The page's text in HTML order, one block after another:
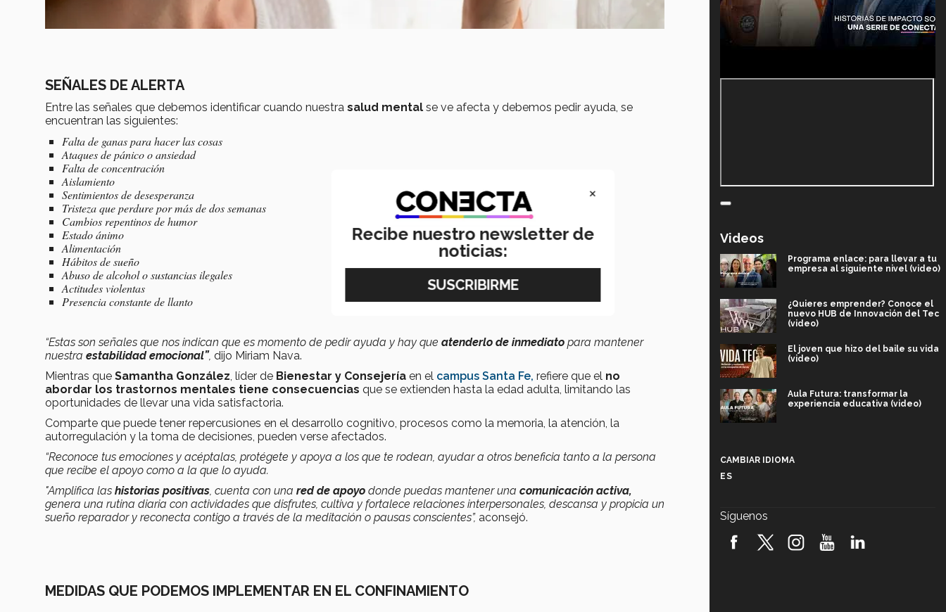
SEÑALES DE ALERTA
Entre las señales que debemos identificar cuando nuestra salud mental se ve afecta y debemos pedir ayuda, se
encuentran las siguientes:
Falta de ganas para hacer las cosas
Ataques de pánico o ansiedad
Falta de concentración
Aislamiento
Sentimientos de desesperanza
Tristeza que perdure por más de dos semanas
Cambios repentinos de humor
Estado ánimo
Alimentación
Hábitos de sueño
Abuso de alcohol o sustancias ilegales
Actitudes violentas
Presencia constante de llanto
“Estas son señales que nos indican que es momento de pedir ayuda y hay que atenderlo de inmediato para mantener
nuestra estabilidad emocional”, dijo Miriam Nava.
Mientras que Samantha González, líder de Bienestar y Consejería en el campus Santa Fe, refiere que el no
abordar los trastornos mentales tiene consecuencias que se extienden hasta la edad adulta, limitando las
oportunidades de llevar una vida satisfactoria.
Comparte que puede tener repercusiones en el desarrollo cognitivo, procesos como la memoria, la atención, la
autorregulación y la toma de decisiones, pueden verse afectados.
“Reconoce tus emociones y acéptalas, protégete y apoya a los que te rodean, ayudar a otros beneficia tanto a la persona
que recibe el apoyo como a la que lo ayuda.
"Amplifica las historias positivas, cuenta con una red de apoyo donde puedas mantener una comunicación activa,
genera una rutina diaria con actividades que disfrutes, cultiva y fortalece relaciones interpersonales, descansa y propicia un
sueño reparador y reconecta contigo a través de la meditación o pausas conscientes”, aconsejó.
MEDIDAS QUE PODEMOS IMPLEMENTAR EN EL CONFINAMIENTO
Videos
Programa enlace: para llevar a tu
empresa al siguiente nivel (video)
¿Quieres emprender? Conoce el
nuevo HUB de Innovación del Tec
(video)
El joven que hizo del baile su vida
(video)
Aula Futura: transformar la
experiencia educativa (video)
robótica FIRST 2026! (video)
CAMBIAR IDIOMA
ES
Síguenos
×
Recibe nuestro newsletter de
noticias: